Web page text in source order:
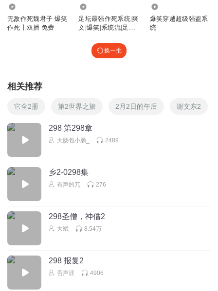
无敌作死魏君子 爆笑
作死丨双播 免费
足坛最强作死系统|爽
文|爆笑|系统流|足球
爆笑穿越超级强盗系
统
换一批
相关推荐
它全2册 第2世界之旅 2月2日的午后 谢文东2
298 第298章
大肠包小肠_ 2489
乡2-0298集
有声的兀 276
298圣僧，神僧2
大斌 8.54万
298 报复2
吾声涯 4906